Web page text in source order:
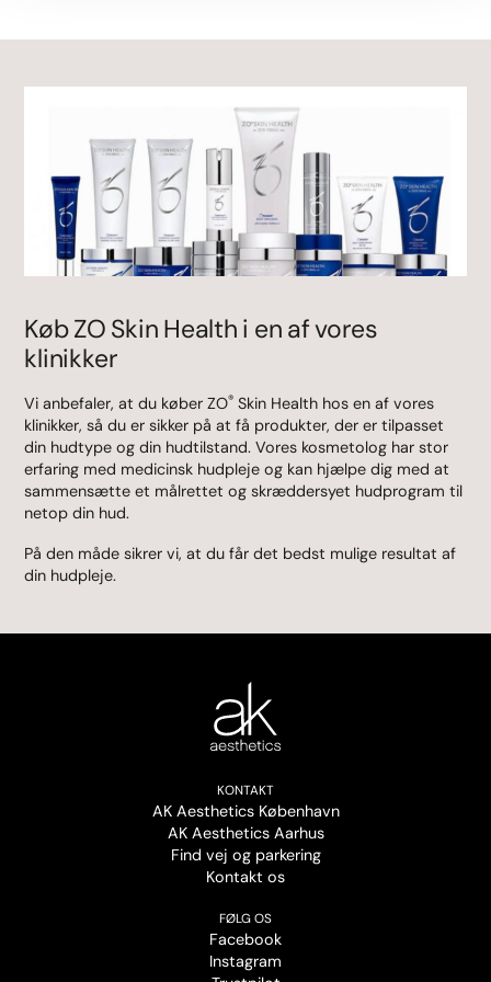
Køb ZO Skin Health i en af vores
klinikker
Vi anbefaler, at du køber ZO® Skin Health hos en af vores
klinikker, så du er sikker på at få produkter, der er tilpasset
din hudtype og din hudtilstand. Vores kosmetolog har stor
erfaring med medicinsk hudpleje og kan hjælpe dig med at
sammensætte et målrettet og skræddersyet hudprogram til
netop din hud.
På den måde sikrer vi, at du får det bedst mulige resultat af
din hudpleje.
KONTAKT
AK Aesthetics København
AK Aesthetics Aarhus
Find vej og parkering
Kontakt os
FØLG OS
Facebook
Instagram